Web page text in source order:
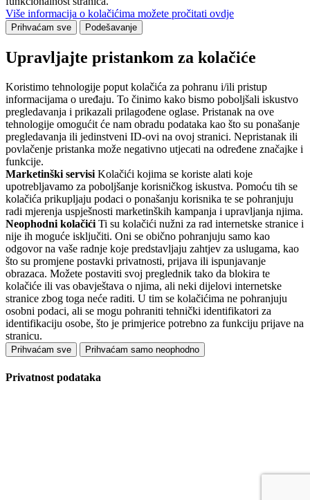
Više informacija o kolačićima možete pročitati ovdje
Prihvaćam sve Podešavanje
Upravljajte pristankom za kolačiće
Koristimo tehnologije poput kolačića za pohranu i/ili pristup
informacijama o uređaju. To činimo kako bismo poboljšali iskustvo
pregledavanja i prikazali prilagođene oglase. Pristanak na ove
tehnologije omogućit će nam obradu podataka kao što su ponašanje
pregledavanja ili jedinstveni ID-ovi na ovoj stranici. Nepristanak ili
povlačenje pristanka može negativno utjecati na određene značajke i
funkcije.
Marketinški servisi Kolačići kojima se koriste alati koje
upotrebljavamo za poboljšanje korisničkog iskustva. Pomoću tih se
kolačića prikupljaju podaci o ponašanju korisnika te se pohranjuju
radi mjerenja uspješnosti marketinških kampanja i upravljanja njima.
Neophodni kolačići Ti su kolačići nužni za rad internetske stranice i
nije ih moguće isključiti. Oni se obično pohranjuju samo kao
odgovor na vaše radnje koje predstavljaju zahtjev za uslugama, kao
što su promjene postavki privatnosti, prijava ili ispunjavanje
obrazaca. Možete postaviti svoj preglednik tako da blokira te
kolačiće ili vas obavještava o njima, ali neki dijelovi internetske
stranice zbog toga neće raditi. U tim se kolačićima ne pohranjuju
osobni podaci, ali se mogu pohraniti tehnički identifikatori za
identifikaciju osobe, što je primjerice potrebno za funkciju prijave na
stranicu.
Prihvaćam sve Prihvaćam samo neophodno
Privatnost podataka